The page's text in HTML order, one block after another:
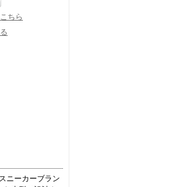
ちら
ニーカーブラン